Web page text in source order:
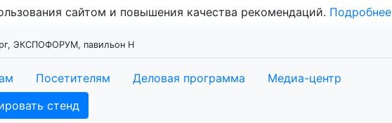
сайтом и повышения качества рекомендаций. Подробнее
ЭКСПОФОРУМ, павильон Н
Посетителям Деловая программа
Медиа-центр
стенд